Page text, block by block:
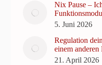
Nix Pause –
5. Juni 2026
Regulation
einem
21. April 2026